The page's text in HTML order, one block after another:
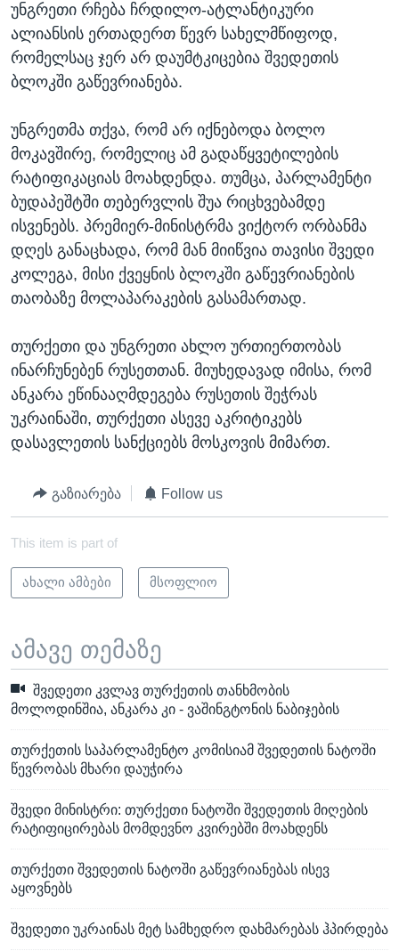
უნგრეთი რჩება ჩრდილო-ატლანტიკური
ალიანსის ერთადერთ წევრ სახელმწიფოდ,
რომელსაც ჯერ არ დაუმტკიცებია შვედეთის
ბლოკში გაწევრიანება.
უნგრეთმა თქვა, რომ არ იქნებოდა ბოლო
მოკავშირე, რომელიც ამ გადაწყვეტილების
რატიფიკაციას მოახდენდა. თუმცა, პარლამენტი
ბუდაპეშტში თებერვლის შუა რიცხვებამდე
ისვენებს. პრემიერ-მინისტრმა ვიქტორ ორბანმა
დღეს განაცხადა, რომ მან მიიწვია თავისი შვედი
კოლეგა, მისი ქვეყნის ბლოკში გაწევრიანების
თაობაზე მოლაპარაკების გასამართად.
თურქეთი და უნგრეთი ახლო ურთიერთობას
ინარჩუნებენ რუსეთთან. მიუხედავად იმისა, რომ
ანკარა ეწინააღმდეგება რუსეთის შეჭრას
უკრაინაში, თურქეთი ასევე აკრიტიკებს
დასავლეთის სანქციებს მოსკოვის მიმართ.
გაზიარება Follow us
This item is part of
ახალი ამბები მსოფლიო
ამავე თემაზე
შვედეთი კვლავ თურქეთის თანხმობის
მოლოდინშია, ანკარა კი - ვაშინგტონის ნაბიჯების
თურქეთის საპარლამენტო კომისიამ შვედეთის ნატოში
წევრობას მხარი დაუჭირა
შვედი მინისტრი: თურქეთი ნატოში შვედეთის მიღების
რატიფიცირებას მომდევნო კვირებში მოახდენს
თურქეთი შვედეთის ნატოში გაწევრიანებას ისევ
აყოვნებს
შვედეთი უკრაინას მეტ სამხედრო დახმარებას ჰპირდება